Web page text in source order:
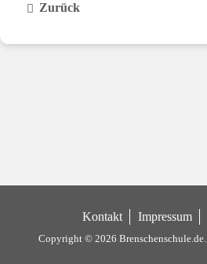
Zurück
Copyright © 2026 Brenschenschule.de.
Kontakt Impressum